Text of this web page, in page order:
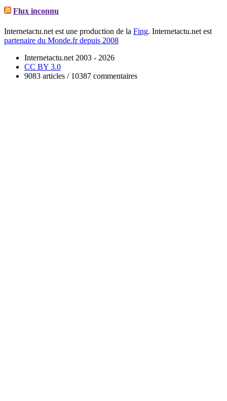
Flux inconnu
Internetactu.net est une production de la Fing. Internetactu.net est
partenaire du Monde.fr depuis 2008
Internetactu.net 2003 - 2026
CC BY 3.0
9083 articles / 10387 commentaires